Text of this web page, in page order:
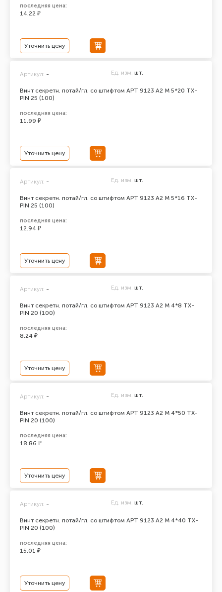
последняя цена:
14.22 ₽
Уточнить цену
Винт секретн. потай/гл. со штифтом АРТ 9123 А2 M 5*20 TX-
PIN 25 (100)
Артикул: - Ед. изм. шт.
последняя цена:
11.99 ₽
Уточнить цену
Винт секретн. потай/гл. со штифтом АРТ 9123 А2 M 5*16 TX-
PIN 25 (100)
Артикул: - Ед. изм. шт.
последняя цена:
12.94 ₽
Уточнить цену
Винт секретн. потай/гл. со штифтом АРТ 9123 А2 M 4*8 TX-
PIN 20 (100)
Артикул: - Ед. изм. шт.
последняя цена:
8.24 ₽
Уточнить цену
Винт секретн. потай/гл. со штифтом АРТ 9123 А2 M 4*50 TX-
PIN 20 (100)
Артикул: - Ед. изм. шт.
последняя цена:
18.86 ₽
Уточнить цену
Винт секретн. потай/гл. со штифтом АРТ 9123 А2 M 4*40 TX-
PIN 20 (100)
Артикул: - Ед. изм. шт.
последняя цена:
15.01 ₽
Уточнить цену